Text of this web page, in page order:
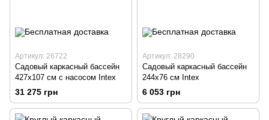
Артикул: 26722
Садовый каркасный бассейн
427x107 см с насосом Intex
31 275 грн
Артикул: 28290
Садовый каркасный бассейн
244x76 см Intex
6 053 грн